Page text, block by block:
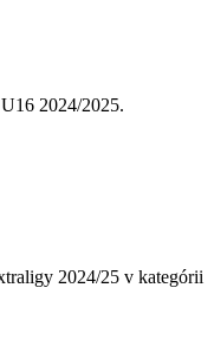
2024/2025.
2024/25 v kategórii